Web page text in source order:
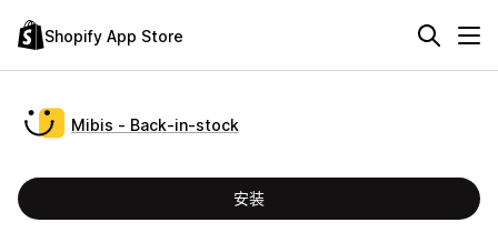
Shopify App Store
Mibis ‑ Back‑in‑stock
安装